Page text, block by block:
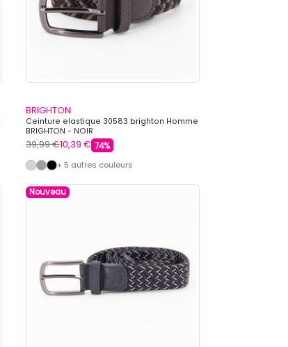
BRIGHTON
Ceinture elastique 30583 brighton Homme
BRIGHTON - NOIR
39,99 €10,39 € 74%
+ 5 autres couleurs
Nouveau